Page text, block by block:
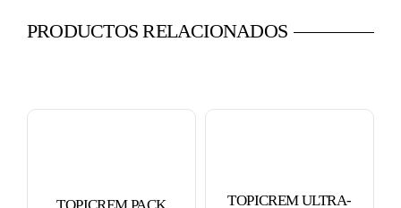
ML
PACK
PRODUCTOS RELACIONADOS
TOPICREM ULTRA-